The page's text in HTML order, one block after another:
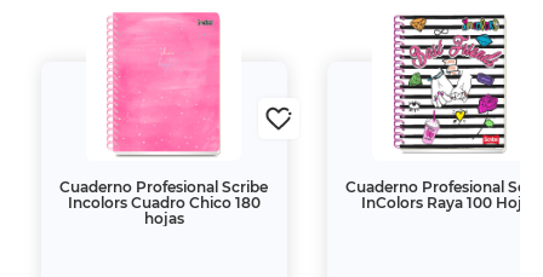
Cuaderno Profesional Scribe
Incolors Cuadro Chico 180
hojas
Cuaderno Profesional
InColors Raya 100 Hojas